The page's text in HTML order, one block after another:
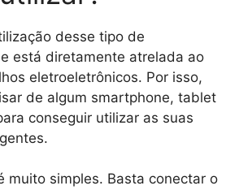
desse tipo de
está diretamente atrelada ao
eletroeletrônicos. Por isso,
de algum smartphone, tablet
conseguir utilizar as suas
muito simples. Basta conectar o